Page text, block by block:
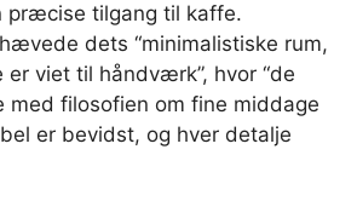
præcise tilgang til kaffe.
dets “minimalistiske rum,
viet til håndværk”, hvor “de
filosofien om fine middage
er bevidst, og hver detalje